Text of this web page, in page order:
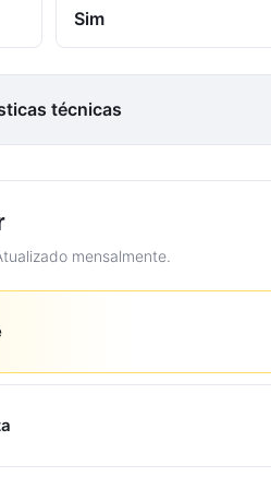
Sim
técnicas
mensalmente.